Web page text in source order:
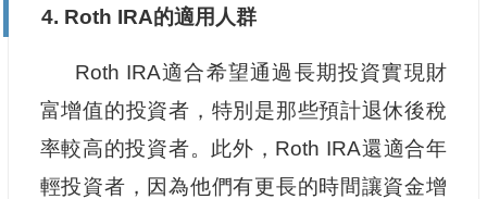
4. Roth IRA的適用人群
Roth IRA適合希望通過長期投資實現財
富增值的投資者，特別是那些預計退休後稅
率較高的投資者。此外，Roth IRA還適合年
輕投資者，因為他們有更長的時間讓資金增